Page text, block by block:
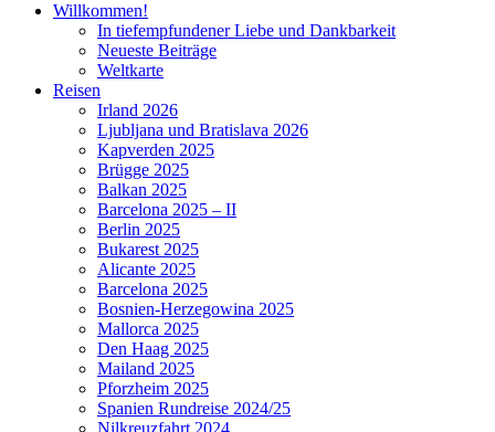
Willkommen!
In tiefempfundener Liebe und Dankbarkeit
Neueste Beiträge
Weltkarte
Reisen
Irland 2026
Ljubljana und Bratislava 2026
Kapverden 2025
Brügge 2025
Balkan 2025
Barcelona 2025 – II
Berlin 2025
Bukarest 2025
Alicante 2025
Barcelona 2025
Bosnien-Herzegowina 2025
Mallorca 2025
Den Haag 2025
Mailand 2025
Pforzheim 2025
Spanien Rundreise 2024/25
Nilkreuzfahrt 2024